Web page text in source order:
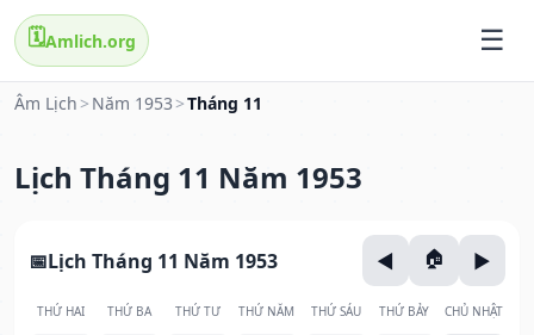
🗓️Amlich.org
Âm Lịch > Năm 1953 >Tháng 11
Lịch Tháng 11 Năm 1953
Lịch Tháng 11 Năm 1953
THỨ HAI THỨ BA THỨ TƯ THỨ NĂM THỨ SÁU THỨ BẢY CHỦ NHẬT